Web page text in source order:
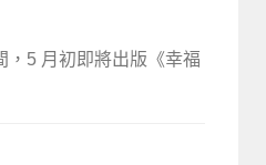
，5 月初即將出版《幸福